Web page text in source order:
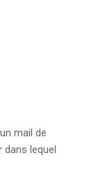
mail de
dans lequel